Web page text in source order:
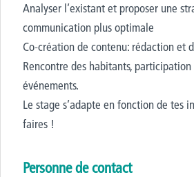
Analyser l’existant et proposer une
communication plus optimale
Co-création de contenu: rédaction et
Rencontre des habitants,
événements.
Le stage s’adapte en fonction de tes
faires !
Personne de contact